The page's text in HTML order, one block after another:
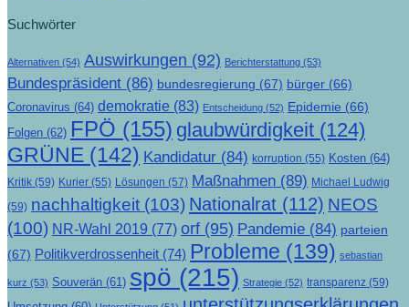
Suchwörter
Alternativen (54) Auswirkungen (92) Berichterstattung (53)
Bundespräsident (86) bundesregierung (67) bürger (66)
Coronavirus (64) demokratie (83) Entscheidung (52) Epidemie (66)
Folgen (62) FPÖ (155) glaubwürdigkeit (124)
GRÜNE (142) Kandidatur (84) korruption (55) Kosten (64)
Kritik (59) Kurier (55) Lösungen (57) Maßnahmen (89) Michael Ludwig
(59) nachhaltigkeit (103) Nationalrat (112) NEOS
(100) NR-Wahl 2019 (77) orf (95) Pandemie (84) parteien
(67) Politikverdrossenheit (74) Probleme (139) sebastian
kurz (53) Souverän (61) spö (215) Strategie (52) transparenz (59)